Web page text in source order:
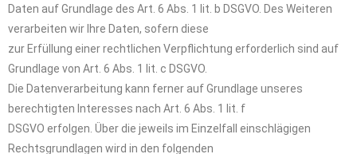
Daten auf Grundlage des Art. 6 Abs. 1 lit. b DSGVO. Des Weiteren
verarbeiten wir Ihre Daten, sofern diese
zur Erfüllung einer rechtlichen Verpflichtung erforderlich sind auf
Grundlage von Art. 6 Abs. 1 lit. c DSGVO.
Die Datenverarbeitung kann ferner auf Grundlage unseres
berechtigten Interesses nach Art. 6 Abs. 1 lit. f
DSGVO erfolgen. Über die jeweils im Einzelfall einschlägigen
Rechtsgrundlagen wird in den folgenden